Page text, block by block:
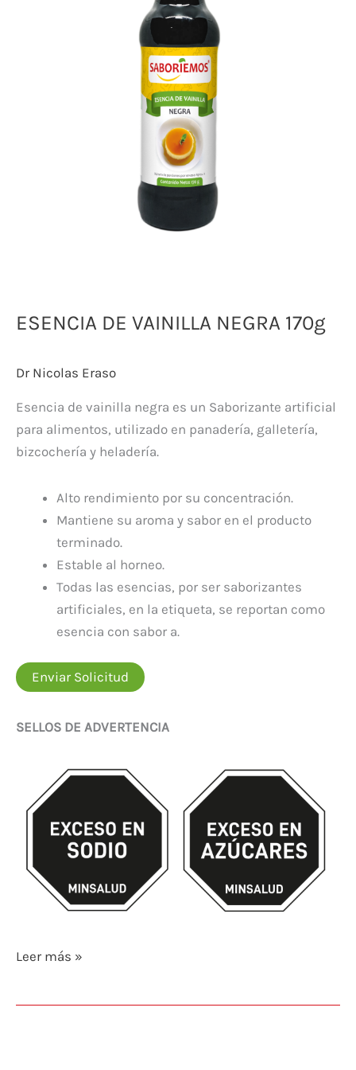
ESENCIA DE VAINILLA NEGRA 170g
Dr Nicolas Eraso
Esencia de vainilla negra es un Saborizante artificial
para alimentos, utilizado en panadería, galletería,
bizcochería y heladería.
Alto rendimiento por su concentración.
Mantiene su aroma y sabor en el producto
terminado.
Estable al horneo.
Todas las esencias, por ser saborizantes
artificiales, en la etiqueta, se reportan como
esencia con sabor a.
Enviar Solicitud
SELLOS DE ADVERTENCIA
Leer más »